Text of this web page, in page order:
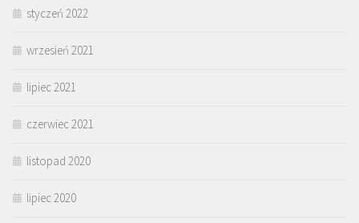
styczeń 2022
wrzesień 2021
lipiec 2021
czerwiec 2021
listopad 2020
lipiec 2020